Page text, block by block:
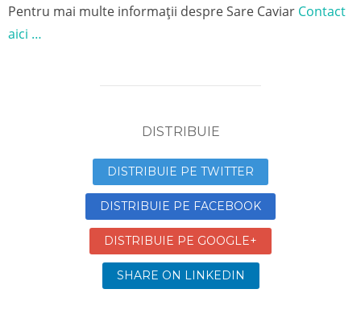
Pentru mai multe informații despre Sare Caviar Contact
aici …
DISTRIBUIE
DISTRIBUIE PE TWITTER
DISTRIBUIE PE FACEBOOK
DISTRIBUIE PE GOOGLE+
SHARE ON LINKEDIN